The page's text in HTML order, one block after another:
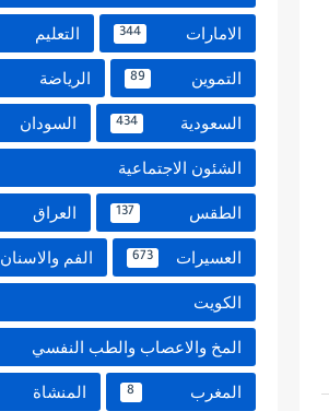
الامارات 344 التعليم
التموين 89 الرياضة
السعودية 434 السودان
الشئون الاجتماعية
الطقس 137 العراق
العسيرات 673 الفم والاسنان
الكويت
المخ والاعصاب والطب النفسي
المغرب 8 المنشاة